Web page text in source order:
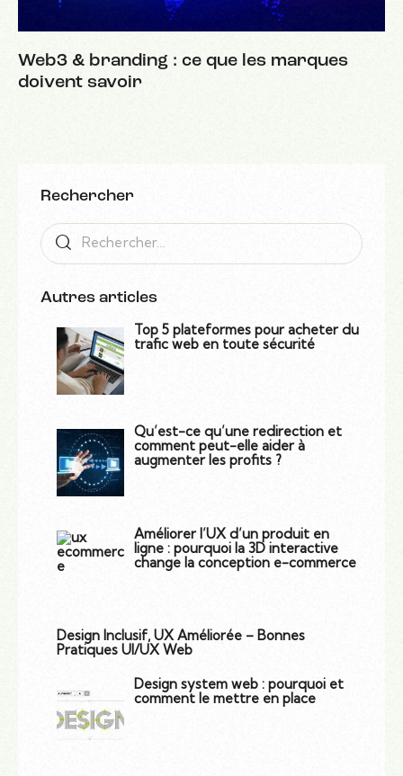
Web3 & branding : ce que les marques
doivent savoir
Rechercher
Autres articles
Top 5 plateformes pour acheter du
trafic web en toute sécurité
Qu’est-ce qu’une redirection et
comment peut-elle aider à
augmenter les profits ?
Améliorer l’UX d’un produit en
ligne : pourquoi la 3D interactive
change la conception e-commerce
Design Inclusif, UX Améliorée – Bonnes
Pratiques UI/UX Web
Design system web : pourquoi et
comment le mettre en place